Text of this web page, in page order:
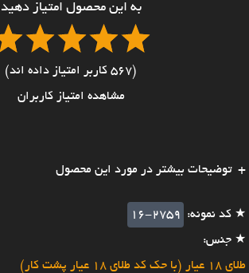
به این محصول امتیاز دهید
(567 کاربر امتیاز داده اند)
مشاهده امتیاز کاربران
توضیحات بیشتر در مورد این محصول
★ کد نمونه:
16-2759
★ جنس:
طلای 18 عیار (با حک کد طلای 18 عیار پشت کار)